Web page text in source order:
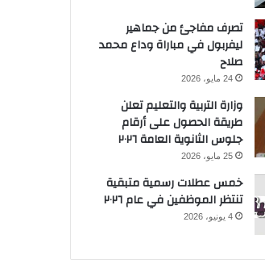
تصرف مفاجئ من جماهير
ليفربول في مباراة وداع محمد
صلاح
24 مايو، 2026
وزارة التربية والتعليم تعلن
طريقة الحصول على أرقام
جلوس الثانوية العامة ٢٠٢٦
25 مايو، 2026
خمس عطلات رسمية متبقية
تنتظر الموظفين في عام ٢٠٢٦
4 يونيو، 2026